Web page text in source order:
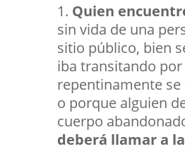
Quien
sin vida de una
sitio público, bien
iba transitando por
repentinamente
o porque alguien
cuerpo
deberá llamar a